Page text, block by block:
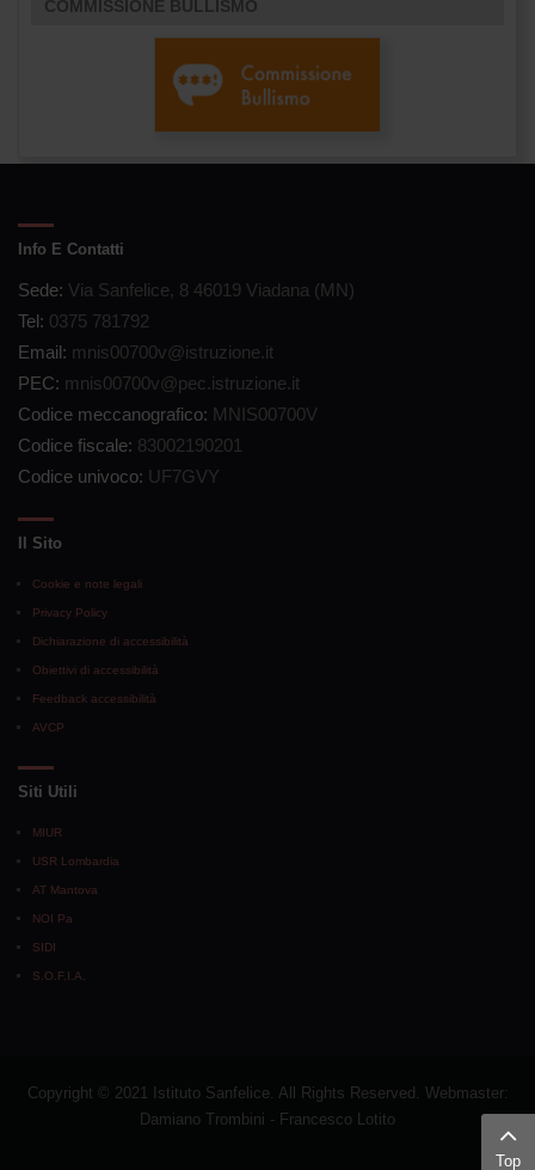
COMMISSIONE BULLISMO
Info E Contatti
Sede: Via Sanfelice, 8 46019 Viadana (MN)
Tel: 0375 781792
Email: mnis00700v@istruzione.it
PEC: mnis00700v@pec.istruzione.it
Codice meccanografico: MNIS00700V
Codice fiscale: 83002190201
Codice univoco: UF7GVY
Il Sito
Cookie e note legali
Privacy Policy
Dichiarazione di accessibilità
Obiettivi di accessibilità
Feedback accessibilità
AVCP
Siti Utili
MIUR
USR Lombardia
AT Mantova
NOI Pa
SIDI
S.O.F.I.A.
Copyright © 2021 Istituto Sanfelice. All Rights Reserved. Webmaster:
Damiano Trombini - Francesco Lotito
Top